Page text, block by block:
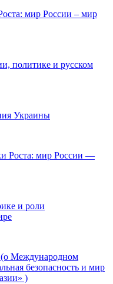
мир России – мир
политике и русском
Украины
Роста: мир России —
и роли
безопасность и мир
)